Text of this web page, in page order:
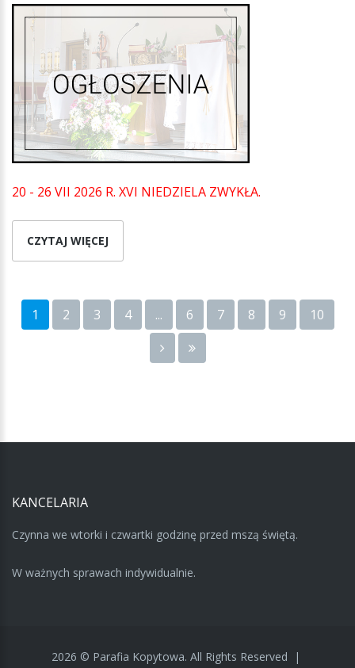
20 - 26 VII 2026 R. XVI NIEDZIELA ZWYKŁA.
CZYTAJ WIĘCEJ
1 2 3 4 ... 6 7 8 9 10
KANCELARIA
Czynna we wtorki i czwartki godzinę przed mszą świętą.
W ważnych sprawach indywidualnie.
2026 © Parafia Kopytowa. All Rights Reserved |